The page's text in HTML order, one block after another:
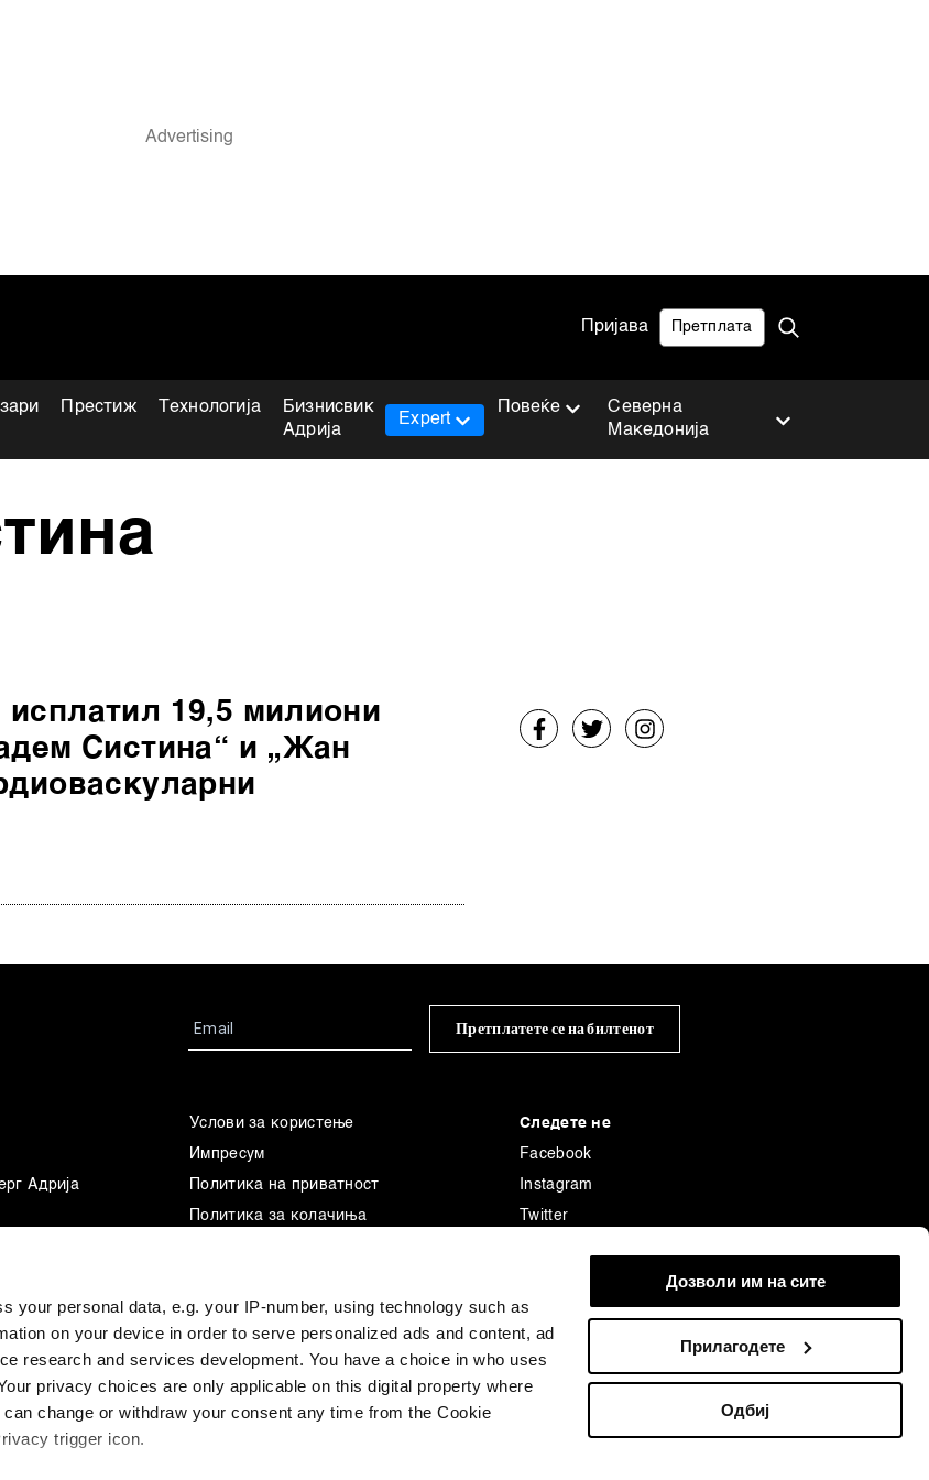
your personal data, e.g. your IP-number, using technology such as
on your device in order to serve personalized ads and content, ad
research and services development. You have a choice in who uses
privacy choices are only applicable on this digital property where
change or withdraw your consent any time from the Cookie
trigger icon.
Дозволи им на сите
Прилагодете
Одбиј
Пријава Претплата
Престиж Технологија
Бизнисвик
Адрија
Северна
Македонија
Expert
Повеќе
19,5 милиони
Систина“ и „Жан
Претплатете се на билтенот
Адрија
Услови за користење
Импресум
Политика на приватност
Политика за колачиња
Следете не
Facebook
Instagram
Twitter